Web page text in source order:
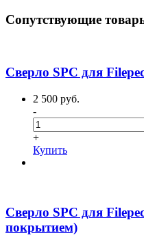
Сопутствующие
Сверло SPC для
2 500 руб.
-
+
Купить
Сверло SPC для
покрытием)